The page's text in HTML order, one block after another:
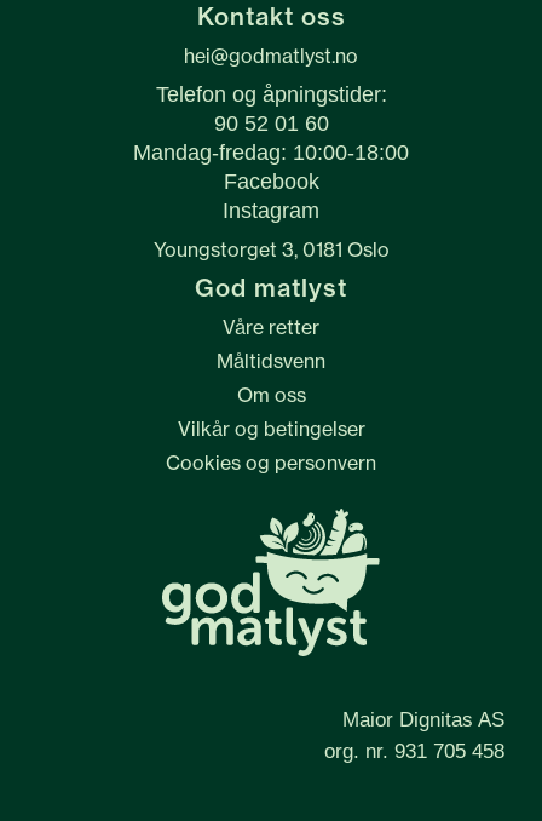
Kontakt oss
hei@godmatlyst.no
Telefon og åpningstider:
90 52 01 60
Mandag-fredag: 10:00-18:00
Facebook
Instagram
Youngstorget 3, 0181 Oslo
God matlyst
Våre retter
Måltidsvenn
Om oss
Vilkår og betingelser
Cookies og personvern
Maior Dignitas AS
org. nr. 931 705 458